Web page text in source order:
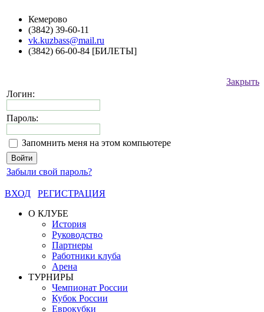
Кемерово
(3842) 39-60-11
vk.kuzbass@mail.ru
(3842) 66-00-84 [БИЛЕТЫ]
Закрыть
Логин:
Пароль:
Запомнить меня на этом компьютере
Забыли свой пароль?
ВХОД
РЕГИСТРАЦИЯ
О КЛУБЕ
История
Руководство
Партнеры
Работники клуба
Арена
ТУРНИРЫ
Чемпионат России
Кубок России
Еврокубки